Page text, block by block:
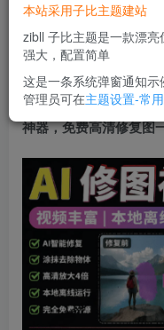
您当前
本地离线处理，4倍图
神器，免费高清修复图
本站采用子比主题建站
zibll 子比主题是一款漂
强大，配置简单
这是一条系统弹窗通知示
管理员可在主题设置-常